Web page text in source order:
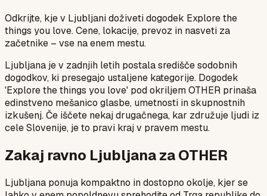
Odkrijte, kje v Ljubljani doživeti dogodek Explore the
things you love. Cene, lokacije, prevoz in nasveti za
začetnike – vse na enem mestu.
Ljubljana je v zadnjih letih postala središče sodobnih
dogodkov, ki presegajo ustaljene kategorije. Dogodek
'Explore the things you love' pod okriljem OTHER prinaša
edinstveno mešanico glasbe, umetnosti in skupnostnih
izkušenj. Če iščete nekaj drugačnega, kar združuje ljudi iz
cele Slovenije, je to pravi kraj v pravem mestu.
Zakaj ravno Ljubljana za OTHER
Ljubljana ponuja kompaktno in dostopno okolje, kjer se